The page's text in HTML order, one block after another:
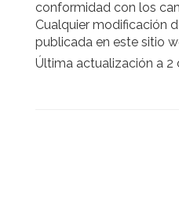
conformidad con los
Cualquier modificación
publicada en este sitio
Última actualización a 2